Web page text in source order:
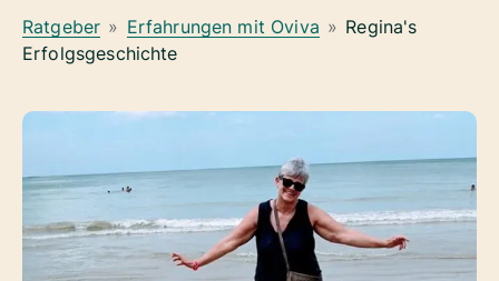
Ratgeber » Erfahrungen mit Oviva » Regina's
Erfolgsgeschichte